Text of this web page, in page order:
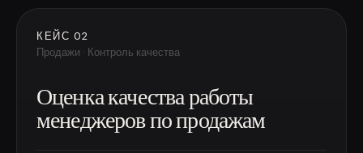
КЕЙС 02
Продажи · Контроль качества
Оценка качества работы
менеджеров по продажам